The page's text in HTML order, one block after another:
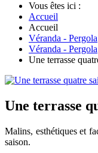
Vous êtes ici :
Accueil
Accueil
Véranda - Pergola
Véranda - Pergola
Une terrasse
Une terrasse
Malins, esthétiques et
saison.